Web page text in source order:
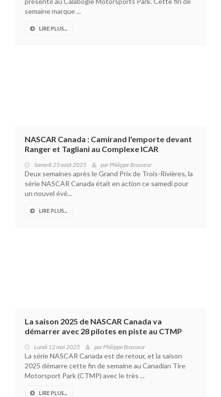
semaine marque ...
LIRE PLUS...
NASCAR Canada : Camirand l'emporte devant
Ranger et Tagliani au Complexe ICAR
Samedi 23 août 2025 parPhilippe Brasseur
Deux semaines après le Grand Prix de Trois-Rivières, la
série NASCAR Canada était en action ce samedi pour
un nouvel évé...
LIRE PLUS...
La saison 2025 de NASCAR Canada va
démarrer avec 28 pilotes en piste au CTMP
Lundi 12 mai 2025 parPhilippe Brasseur
La série NASCAR Canada est de retour, et la saison
2025 démarre cette fin de semaine au Canadian Tire
Motorsport Park (CTMP) avec le très ...
LIRE PLUS...